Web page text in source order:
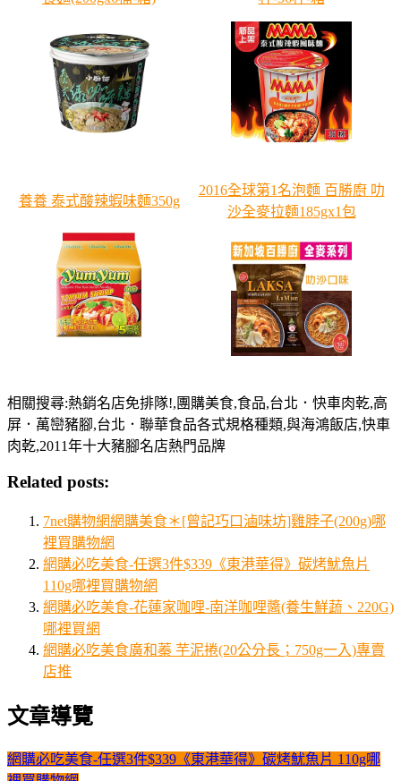
養養 泰式酸辣蝦味麵350g
2016全球第1名泡麵 百勝廚 叻
沙全麥拉麵185gx1包
相關搜尋:熱銷名店免排隊!,團購美食,食品,台北．快車肉乾,高
屏．萬巒豬腳,台北．聯華食品各式規格種類,與海鴻飯店,快車
肉乾,2011年十大豬腳名店熱門品牌
Related posts:
7net購物網網購美食＊[曾記巧口滷味坊]雞脖子(200g)哪
裡買購物網
網購必吃美食-任選3件$339《東港華得》碳烤魷魚片
110g哪裡買購物網
網購必吃美食-花蓮家咖哩-南洋咖哩醬(養生鮮蔬、220G)
哪裡買網
網購必吃美食廣和蓁 芋泥捲(20公分長；750g一入)專賣
店推
文章導覽
網購必吃美食-任選3件$339《東港華得》碳烤魷魚片 110g哪